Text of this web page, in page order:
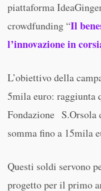
piattaforma
crowdfunding “Il
l’innovazione in
L’obiettivo della
5mila euro: raggiunta
Fondazione
somma fino a 15mila
Questi soldi servono
progetto per il primo